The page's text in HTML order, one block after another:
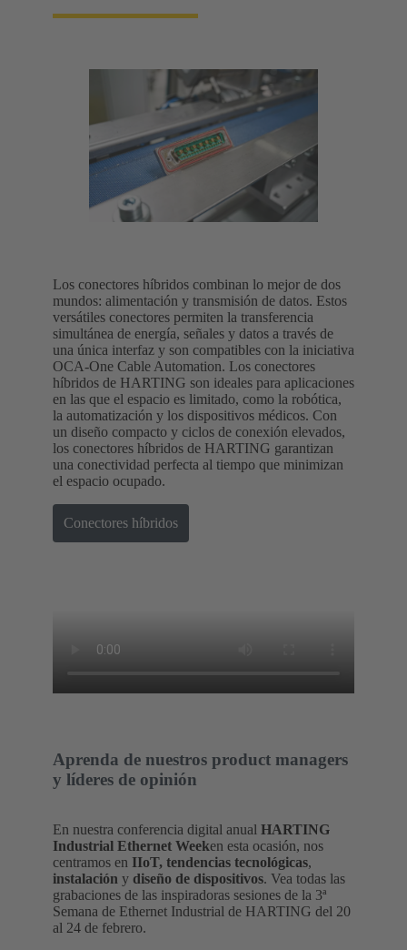
Los conectores híbridos combinan lo mejor de dos
mundos: alimentación y transmisión de datos. Estos
versátiles conectores permiten la transferencia
simultánea de energía, señales y datos a través de
una única interfaz y son compatibles con la iniciativa
OCA-One Cable Automation. Los conectores
híbridos de HARTING son ideales para aplicaciones
en las que el espacio es limitado, como la robótica,
la automatización y los dispositivos médicos. Con
un diseño compacto y ciclos de conexión elevados,
los conectores híbridos de HARTING garantizan
una conectividad perfecta al tiempo que minimizan
el espacio ocupado.
Conectores híbridos
Aprenda de nuestros product managers
y líderes de opinión
En nuestra conferencia digital anual HARTING
Industrial Ethernet Weeken esta ocasión, nos
centramos en IIoT, tendencias tecnológicas,
instalación y diseño de dispositivos. Vea todas las
grabaciones de las inspiradoras sesiones de la 3ª
Semana de Ethernet Industrial de HARTING del 20
al 24 de febrero.